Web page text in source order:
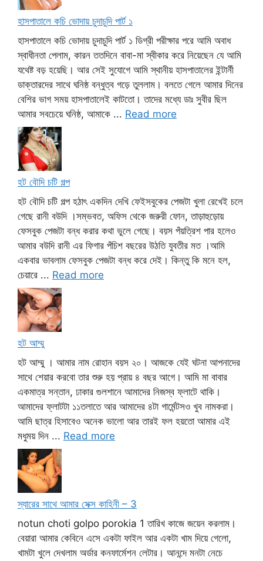
হাসপাতালে কচি ভোদায় চুদাচুদি পার্ট ১
হাসপাতালে কচি ভোদায় চুদাচুদি পার্ট ১ ডিগ্রী পরীক্ষার পরে আমি অবাধ
স্বাধীনতা পেলাম, কারন ততদিনে বাবা-মা স্বীকার করে নিয়েছেন যে আমি
যথেষ্ট বড় হয়েছি। আর সেই সুযোগে আমি স্থানীয় হাসপাতালের ইন্টার্নী
ডাক্তারদের সাথে ঘনিষ্ঠ বন্ধুত্ব গড়ে তুললাম। বলতে গেলে আমার দিনের
বেশির ভাগ সময় হাসপাতালেই কাটতো। তাদের মধ্যে ডাঃ সুবীর ছিল
আমার সবচেয়ে ঘনিষ্ঠ, আমাকে ... Read more
হট বৌদি চটি গল্প
হট বৌদি চটি গল্প হঠাৎ একদিন দেখি ফেইসবুকের পেজটা খুলা রেখেই চলে
গেছে রানী বউদি ।সম্ভবত, অফিস থেকে জরুরী ফোন, তাড়াহুড়োয়
ফেসবুক পেজটা বন্ধ করার কথা ভুলে গেছে। বয়স পঁয়ত্রিশ পার হলেও
আমার বউদি রানী এর ফিগার পঁচিশ বছরের উঠতি যুবতীর মত ।আমি
একবার ভাবলাম ফেসবুক পেজটা বন্ধ করে দেই। কিন্তু কি মনে হল,
চেয়ারে ... Read more
হট আম্মু
হট আম্মু । আমার নাম রোহান বয়স ২০। আজকে যেই ঘটনা আপনাদের
সাথে শেয়ার করবো তার শুরু হয় প্রায় ৪ বছর আগে। আমি মা বাবার
একমাত্র সন্তান, ঢাকার গুলশানে আমাদের নিজস্ব ফ্লাটে থাকি।
আমাদের ফ্লাটটা ১১তলাতে আর আমাদের ৪টা গার্মেন্টসও খুব নামকরা।
আমি ছাত্র হিসাবেও অনেক ভালো আর তারই ফল হয়তো আমার এই
মধুময় দিন ... Read more
স্যারের সাথে আমার সেক্স কাহিনী – 3
notun choti golpo porokia 1 তারিখ কাজে জয়েন করলাম।
বেয়ারা আমার কেবিনে এসে একটা ফাইল আর একটা খাম দিয়ে গেলো,
খামটা খুলে দেখলাম অর্ডার কনফার্মেশন লেটার। আনন্দে মনটা নেচে